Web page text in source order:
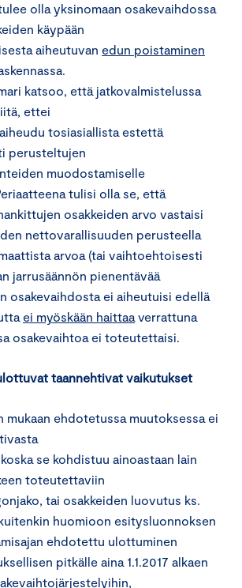
olla yksinomaan osakevaihdossa
käypään
aiheutuvan edun poistaminen
katsoo, että jatkovalmistelussa
ettei
tosiasiallista estettä
perusteltujen
muodostamiselle
tulisi olla se, että
osakkeiden arvo vastaisi
nettovarallisuuden perusteella
arvoa (tai vaihtoehtoisesti
jarrusäännön pienentävää
osakevaihdosta ei aiheutuisi edellä
ei myöskään haittaa verrattuna
osakevaihtoa ei toteutettaisi.
taannehtivat vaikutukset
mukaan ehdotetussa muutoksessa ei
se kohdistuu ainoastaan lain
toteutettaviin
tai osakkeiden luovutus ks.
huomioon esitysluonnoksen
ehdotettu ulottuminen
pitkälle aina 1.1.2017 alkaen